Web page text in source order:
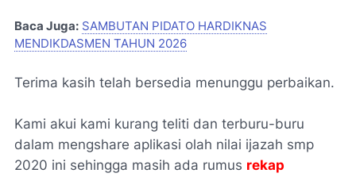
Baca Juga: SAMBUTAN PIDATO HARDIKNAS
MENDIKDASMEN TAHUN 2026
Terima kasih telah bersedia menunggu perbaikan.
Kami akui kami kurang teliti dan terburu-buru
dalam mengshare aplikasi olah nilai ijazah smp
2020 ini sehingga masih ada rumus rekap